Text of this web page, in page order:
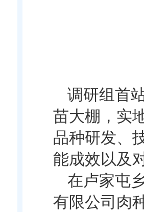
调研组首
苗大棚，实
品种研发、
能成效以及
在卢家屯
有限公司肉